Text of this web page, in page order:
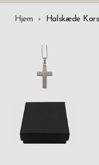
Hjem Halskæde Kors